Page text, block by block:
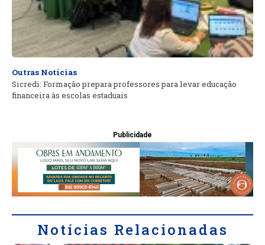
Outras Notícias
Sicredi: Formação prepara professores para levar educação
financeira às escolas estaduais
Publicidade
Notícias Relacionadas